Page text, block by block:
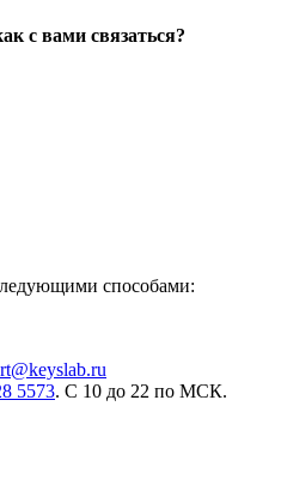
с вами связаться?
способами:
5573. С 10 до 22 по МСК.